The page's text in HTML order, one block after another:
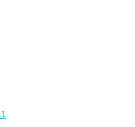
Fanpage
Pionier
Freimann